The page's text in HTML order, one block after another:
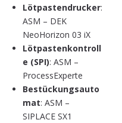
Lötpastendrucker:
ASM – DEK
NeoHorizon 03 iX
Lötpastenkontroll
e (SPI): ASM –
ProcessExperte
Bestückungsauto
mat: ASM –
SIPLACE SX1